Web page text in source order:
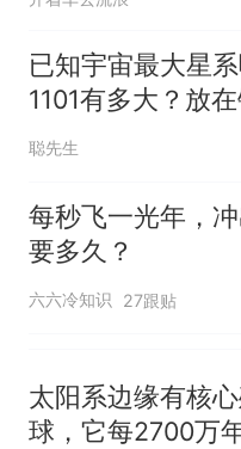
热 制
么？
已知宇宙最大星
1101有多大？放
系，差距令人绝望
聪先生
每秒飞一光年，
要多久？
六六冷知识 27跟贴
太阳系边缘有核
球，它每2700万